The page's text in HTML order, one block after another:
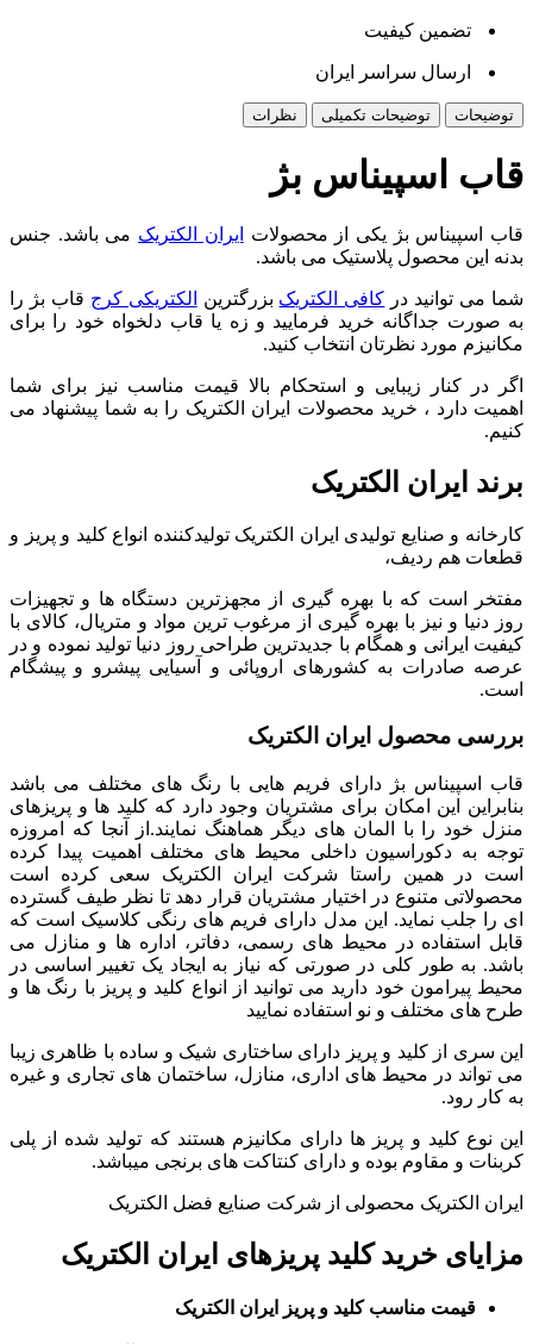
تضمین کیفیت
ارسال سراسر ایران
توضیحات توضیحات تکمیلی نظرات
قاب اسپیناس بژ
قاب اسپیناس بژ یکی از محصولات ايران الکتريک می باشد. جنس
بدنه این محصول پلاستیک می باشد.
شما می توانید در کافی الکتریک بزرگترین الکتریکی کرج قاب بژ را
به صورت جداگانه خرید فرمایید و زه یا قاب دلخواه خود را برای
مکانیزم مورد نظرتان انتخاب کنید.
اگر در کنار زیبایی و استحکام بالا قیمت مناسب نیز برای شما
اهمیت دارد ، خرید محصولات ایران الکتریک را به شما پیشنهاد می
کنیم.
برند ایران الکتریک
کارخانه و صنایع تولیدی ایران الکتریک تولیدکننده انواع کلید و پریز و
قطعات هم رديف،
مفتخر است که با بهره گیری از مجهزترین دستگاه ها و تجهیزات
روز دنیا و نیز با بهره گیری از مرغوب ترین مواد و متریال، کالای با
کیفیت ایرانی و همگام با جدیدترین طراحی روز دنیا تولید نموده و در
عرصه صادرات به کشورهای اروپائی و آسیایی پیشرو و پیشگام
است.
بررسی محصول ایران الکتریک
قاب اسپیناس بژ دارای فریم هایی با رنگ های مختلف می باشد
بنابراین این امکان برای مشتریان وجود دارد که کلید ها و پریزهای
منزل خود را با المان های دیگر هماهنگ نمایند.از آنجا که امروزه
توجه به دکوراسیون داخلی محیط های مختلف اهمیت پیدا کرده
است در همین راستا شرکت ایران الکتریک سعی کرده است
محصولاتی متنوع در اختیار مشتریان قرار دهد تا نظر طیف گسترده
ای را جلب نماید. این مدل دارای فریم های رنگی کلاسیک است که
قابل استفاده در محیط های رسمی، دفاتر، اداره ها و منازل می
باشد. به طور کلی در صورتی که نیاز به ایجاد یک تغییر اساسی در
محیط پیرامون خود دارید می توانید از انواع کلید و پریز با رنگ ها و
طرح های مختلف و نو استفاده نمایید
این سری از کلید و پریز دارای ساختاری شیک و ساده با ظاهری زیبا
می تواند در محیط های اداری، منازل، ساختمان های تجاری و غیره
به کار رود.
این نوع کلید و پریز ها دارای مکانیزم هستند که تولید شده از پلی
کربنات و مقاوم بوده و دارای کنتاکت های برنجی میباشد.
ایران الکتریک محصولی از شرکت صنایع فضل الکتریک
مزایای خرید کلید پریزهای ایران الکتریک
قیمت مناسب کلید و پریز ایران الکتریک